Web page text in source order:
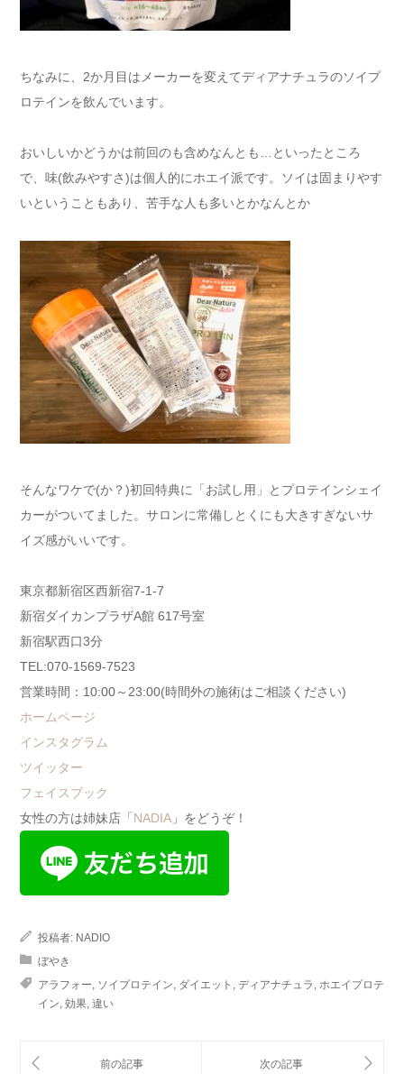
ちなみに、2か月目はメーカーを変えてディアナチュラのソイプ
ロテインを飲んでいます。
おいしいかどうかは前回のも含めなんとも…といったところ
で、味(飲みやすさ)は個人的にホエイ派です。ソイは固まりやす
いということもあり、苦手な人も多いとかなんとか
そんなワケで(か？)初回特典に「お試し用」とプロテインシェイ
カーがついてました。サロンに常備しとくにも大きすぎないサ
イズ感がいいです。
東京都新宿区西新宿7-1-7
新宿ダイカンプラザA館 617号室
新宿駅西口3分
TEL:070-1569-7523
営業時間：10:00～23:00(時間外の施術はご相談ください)
ホームページ
インスタグラム
ツイッター
フェイスブック
女性の方は姉妹店「 NADIA 」をどうぞ！
投稿者: NADIO
ぼやき
アラフォー, ソイプロテイン, ダイエット , ディアナチュラ , ホエイプロテ
イン, 効果, 違い